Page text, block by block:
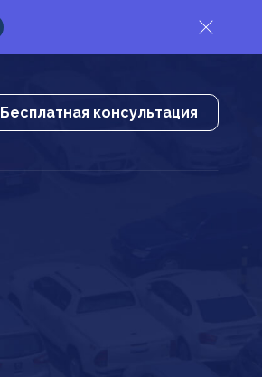
Бесплатная консультация